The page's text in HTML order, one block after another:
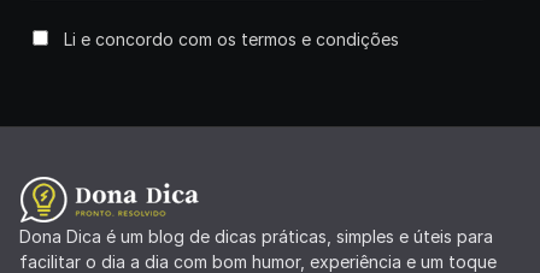
Li e concordo com os termos e condições
Dona Dica é um blog de dicas práticas, simples e úteis para
facilitar o dia a dia com bom humor, experiência e um toque